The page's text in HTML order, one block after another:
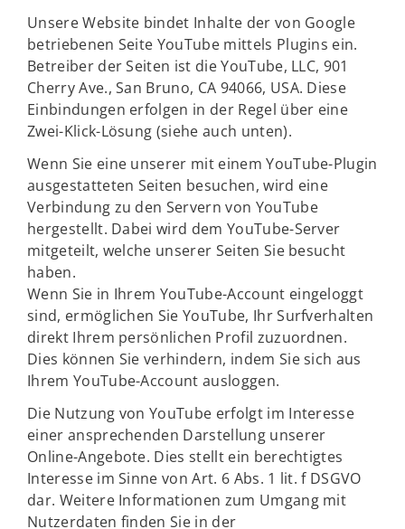
Unsere Website bindet Inhalte der von Google
betriebenen Seite YouTube mittels Plugins ein.
Betreiber der Seiten ist die YouTube, LLC, 901
Cherry Ave., San Bruno, CA 94066, USA. Diese
Einbindungen erfolgen in der Regel über eine
Zwei-Klick-Lösung (siehe auch unten).
Wenn Sie eine unserer mit einem YouTube-Plugin
ausgestatteten Seiten besuchen, wird eine
Verbindung zu den Servern von YouTube
hergestellt. Dabei wird dem YouTube-Server
mitgeteilt, welche unserer Seiten Sie besucht
haben.
Wenn Sie in Ihrem YouTube-Account eingeloggt
sind, ermöglichen Sie YouTube, Ihr Surfverhalten
direkt Ihrem persönlichen Profil zuzuordnen.
Dies können Sie verhindern, indem Sie sich aus
Ihrem YouTube-Account ausloggen.
Die Nutzung von YouTube erfolgt im Interesse
einer ansprechenden Darstellung unserer
Online-Angebote. Dies stellt ein berechtigtes
Interesse im Sinne von Art. 6 Abs. 1 lit. f DSGVO
dar. Weitere Informationen zum Umgang mit
Nutzerdaten finden Sie in der